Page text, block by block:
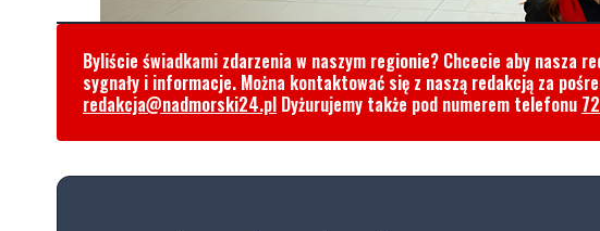
Byliście świadkami zdarzenia w naszym regionie? Chcecie aby nasza
sygnały i informacje. Można kontaktować się z naszą redakcją za
redakcja@nadmorski24.pl Dyżurujemy także pod numerem telefonu